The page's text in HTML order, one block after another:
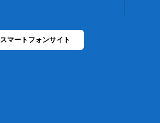
スマートフォンサイト